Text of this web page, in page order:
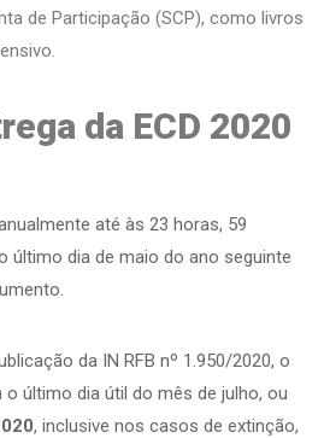
de Participação (SCP), como livros
da ECD 2020
até às 23 horas, 59
último dia de maio do ano seguinte
da IN RFB nº 1.950/2020, o
último dia útil do mês de julho, ou
, inclusive nos casos de extinção,